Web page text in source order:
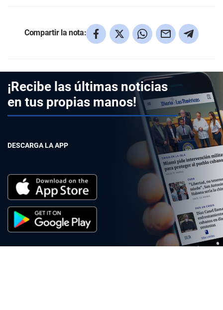
Compartir la nota:
¡Recibe las últimas noticias
en tus propias manos!
DESCARGA LA APP